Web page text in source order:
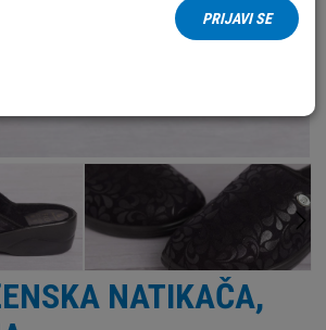
NATIKAČA,
PRIJAVI SE